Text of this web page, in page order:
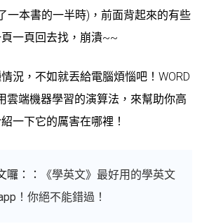
一本書的一半時)，前面背起來的有些
一頁回去找，崩潰~~
況，不如就丟給電腦煩惱吧！WORD
雲端機器學習的演算法，來幫助你高
一下它的厲害在哪裡！
囉： ：
《學英文》最好用的學英文
！你絕不能錯過！